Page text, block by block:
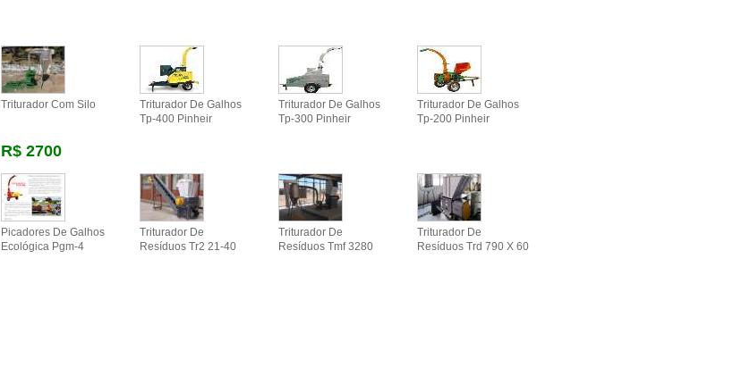
Triturador Com Silo
R$ 2700
Triturador De Galhos
Tp-400 Pinheir
Triturador De Galhos
Tp-300 Pinheir
Triturador De Galhos
Tp-200 Pinheir
Picadores De Galhos
Ecológica Pgm-4
Triturador De
Resíduos Tr2 21-40
Triturador De
Resíduos Tmf 3280
Triturador De
Resíduos Trd 790 X 60